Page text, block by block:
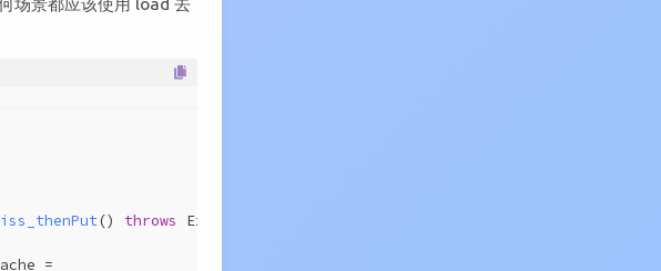
() throws ExecutionException
=